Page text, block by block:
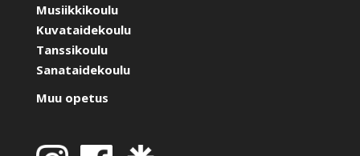
Musiikkikoulu
Kuvataidekoulu
Tanssikoulu
Sanataidekoulu
Muu opetus